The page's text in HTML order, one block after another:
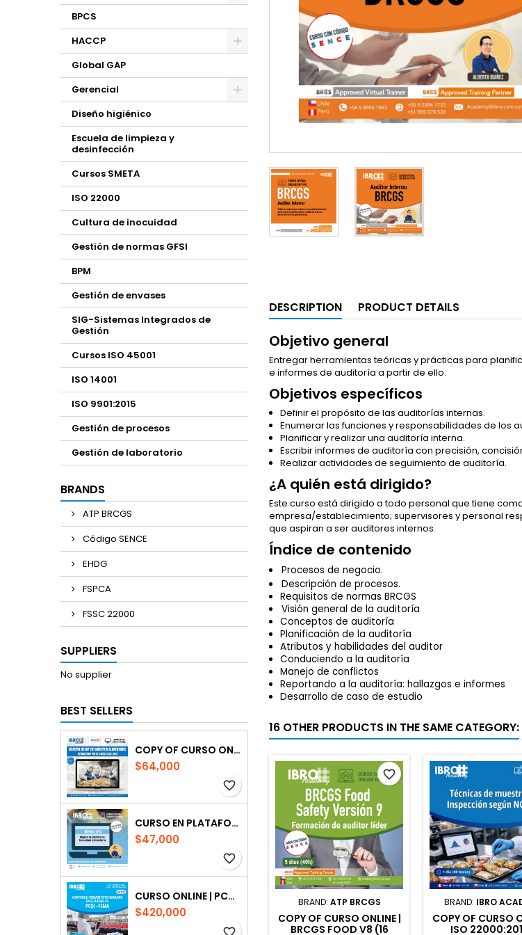
BPCS
HACCP
Global GAP
Gerencial
Diseño higiénico
Escuela de limpieza y
desinfección
Cursos SMETA
ISO 22000
Cultura de inocuidad
Gestión de normas GFSI
BPM
Gestión de envases
SIG-Sistemas Integrados de
Gestión
Cursos ISO 45001
ISO 14001
ISO 9901:2015
Gestión de procesos
Gestión de laboratorio
BRANDS
ATP BRCGS
Código SENCE
EHDG
FSPCA
FSSC 22000
SUPPLIERS
No supplier
BEST SELLERS
COPY OF CURSO ONLINE | SISTEMA DE HACCP
$64,000
favorite_border
CURSO EN PLATAFORMA| PROGRAMA DE MEJORA DE CULTURA DE CALIDAD E INOCUIDAD ALIMENTARIA
$47,000
favorite_border
CURSO ONLINE | PCQI-FSMA: CONTROLES PREVENTIVOS
$420,000
favorite_border
DESCRIPTION PRODUCT DETAILS
Objetivo general
Entregar herramientas teóricas y prácticas para
e informes de auditoría a partir de ello.
Objetivos específicos
Definir el propósito de las auditorías internas.
Enumerar las funciones y responsabilidades de los
Planificar y realizar una auditoría interna.
Escribir informes de auditoría con precisión,
Realizar actividades de seguimiento de auditoría.
¿A quién está dirigido?
Este curso está dirigido a todo personal que tiene
empresa/establecimiento; supervisores y personal
que aspiran a ser auditores internos.
Índice de contenido
Procesos de negocio.
Descripción de procesos.
Requisitos de normas BRCGS
Visión general de la auditoría
Conceptos de auditoría
Planificación de la auditoría
Atributos y habilidades del auditor
Conduciendo a la auditoría
Manejo de conflictos
Reportando a la auditoría: hallazgos e informes
Desarrollo de caso de estudio
16 OTHER PRODUCTS IN THE SAME CATEGORY:
BRAND: ATP BRCGS
COPY OF CURSO ONLINE |
BRCGS FOOD V8 (16
favorite_border
BRAND: IBRO
COPY OF CURSO
ISO